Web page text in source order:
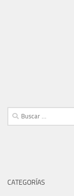
Buscar:
CATEGORÍAS